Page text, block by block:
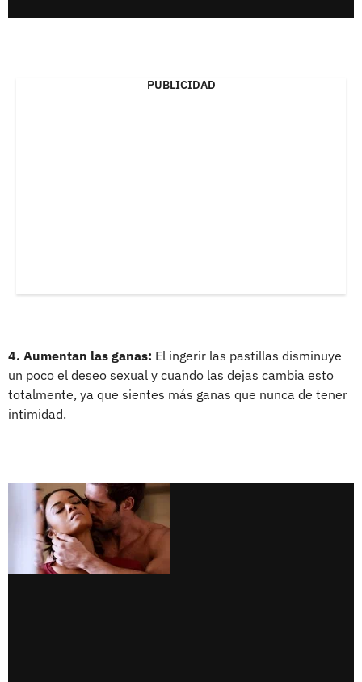
PUBLICIDAD
4. Aumentan las ganas: El ingerir las pastillas disminuye
un poco el deseo sexual y cuando las dejas cambia esto
totalmente, ya que sientes más ganas que nunca de tener
intimidad.